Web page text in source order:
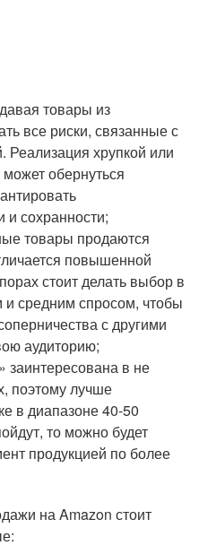
товары из
все риски, связанные с
Реализация хрупкой или
обернуться
и сохранности;
товары продаются
повышенной
стоит делать выбор в
и средним спросом, чтобы
с другими
аудиторию;
заинтересована в не
поэтому лучше
в диапазоне 40-50
то можно будет
продукцией по более
на Amazon стоит